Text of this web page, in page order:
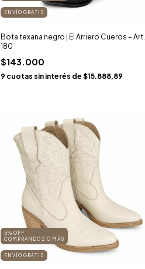
ENVÍO GRATIS
Bota texana negro | El Arriero Cueros – Art.
180
$143.000
9 cuotas sin interés de $15.888,89
5% OFF
COMPRANDO 2 O MÁS
ENVÍO GRATIS